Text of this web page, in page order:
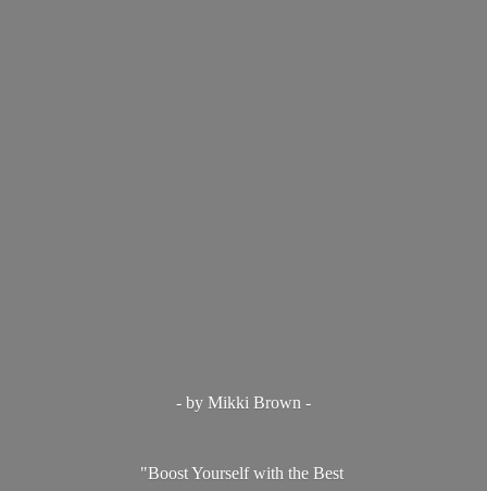
- by Mikki Brown -
"Boost Yourself with the Best